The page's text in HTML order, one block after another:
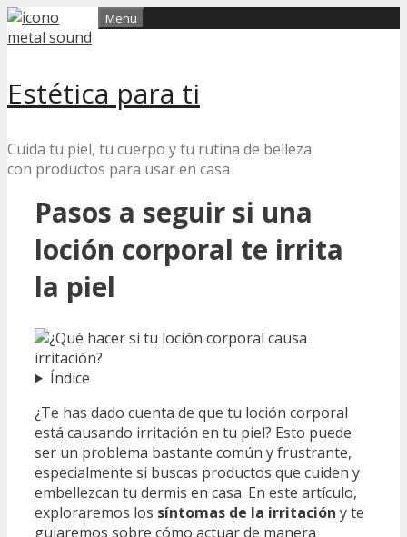
Skip
to
Estética para ti
Cuida tu piel, tu cuerpo y tu rutina de belleza
con productos para usar en casa
Menu
Pasos a seguir si una
loción corporal te irrita
la piel
Índice
¿Te has dado cuenta de que tu loción corporal
está causando irritación en tu piel? Esto puede
ser un problema bastante común y frustrante,
especialmente si buscas productos que cuiden y
embellezcan tu dermis en casa. En este artículo,
exploraremos los síntomas de la irritación y te
guiaremos sobre cómo actuar de manera